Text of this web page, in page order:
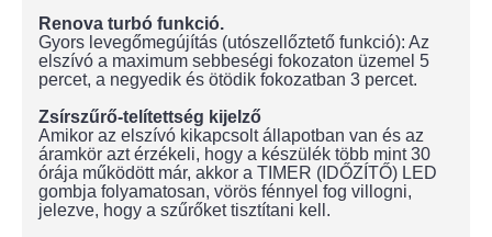
Renova turbó funkció.
Gyors levegőmegújítás (utószellőztető funkció): Az
elszívó a maximum sebbeségi fokozaton üzemel 5
percet, a negyedik és ötödik fokozatban 3 percet.
Zsírszűrő-telítettség kijelző
Amikor az elszívó kikapcsolt állapotban van és az
áramkör azt érzékeli, hogy a készülék több mint 30
órája működött már, akkor a TIMER (IDŐZÍTŐ) LED
gombja folyamatosan, vörös fénnyel fog villogni,
jelezve, hogy a szűrőket tisztítani kell.